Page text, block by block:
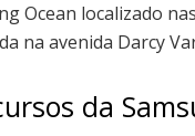
Ocean localizado
na avenida Darcy
da